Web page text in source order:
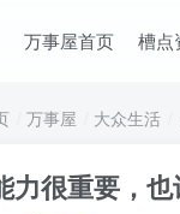
万事屋首页 槽点
万事屋 大众生活
力很重要，